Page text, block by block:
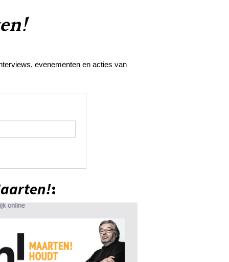
evenementen en acties van
: